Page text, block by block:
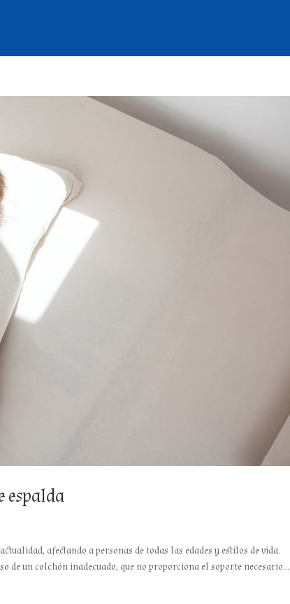
espalda
afectando a personas de todas las edades y estilos de vida.
de un colchón inadecuado, que no proporciona el soporte necesario...